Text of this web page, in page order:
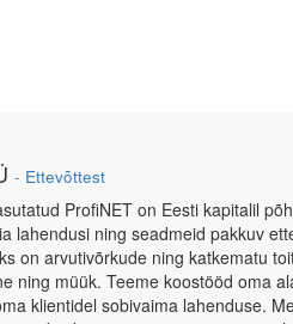
- Ettevõttest
ProfiNET on Eesti kapitalil
lahendusi ning seadmeid pakkuv
on arvutivõrkude ning katkematu
ning müük. Teeme koostööd oma
klientidel sobivaima lahenduse.